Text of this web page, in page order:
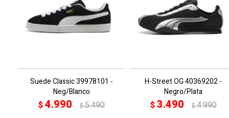
Suede Classic 39978101 -
Neg/Blanco
$4.990 $5.490
H-Street OG 40369202 -
Negro/Plata
$3.490 $4.990